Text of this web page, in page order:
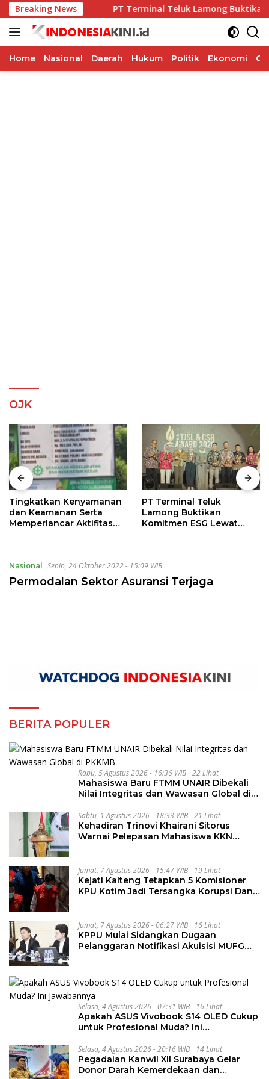
Langsung
ke
konten
Breaking News
Salak PT Terminal Teluk Lamong Buktikan
Home Nasional Daerah Hukum Politik Ekonomi
OJK
Tingkatkan Kenyamanan
dan Keamanan Serta
Memperlancar Aktifitas
Oleh P.U Untuk
Pengerjaan Jalan Ruas
Sukakersa Gunung Endut
PT Terminal Teluk
Lamong Buktikan
Komitmen ESG Lewat
Nasional Senin, 24 Oktober 2022 - 15:09 WIB
Permodalan Sektor Asuransi Terjaga
BERITA POPULER
Rabu, 5 Agustus 2026 - 16:36 WIB 22 Lihat
Mahasiswa Baru FTMM UNAIR Dibekali
Nilai Integritas dan Wawasan Global di
Sabtu, 1 Agustus 2026 - 18:33 WIB 21 Lihat
Kehadiran Trinovi Khairani Sitorus
Warnai Pelepasan Mahasiswa KKN
Jumat, 7 Agustus 2026 - 15:47 WIB 19 Lihat
Kejati Kalteng Tetapkan 5 Komisioner
KPU Kotim Jadi Tersangka Korupsi Dana
Jumat, 7 Agustus 2026 - 06:27 WIB 16 Lihat
KPPU Mulai Sidangkan Dugaan
Pelanggaran Notifikasi Akuisisi MUFG
Selasa, 4 Agustus 2026 - 07:31 WIB 16 Lihat
Apakah ASUS Vivobook S14 OLED Cukup
untuk Profesional Muda? Ini
Selasa, 4 Agustus 2026 - 20:16 WIB 14 Lihat
Pegadaian Kanwil XII Surabaya Gelar
Donor Darah Kemerdekaan dan